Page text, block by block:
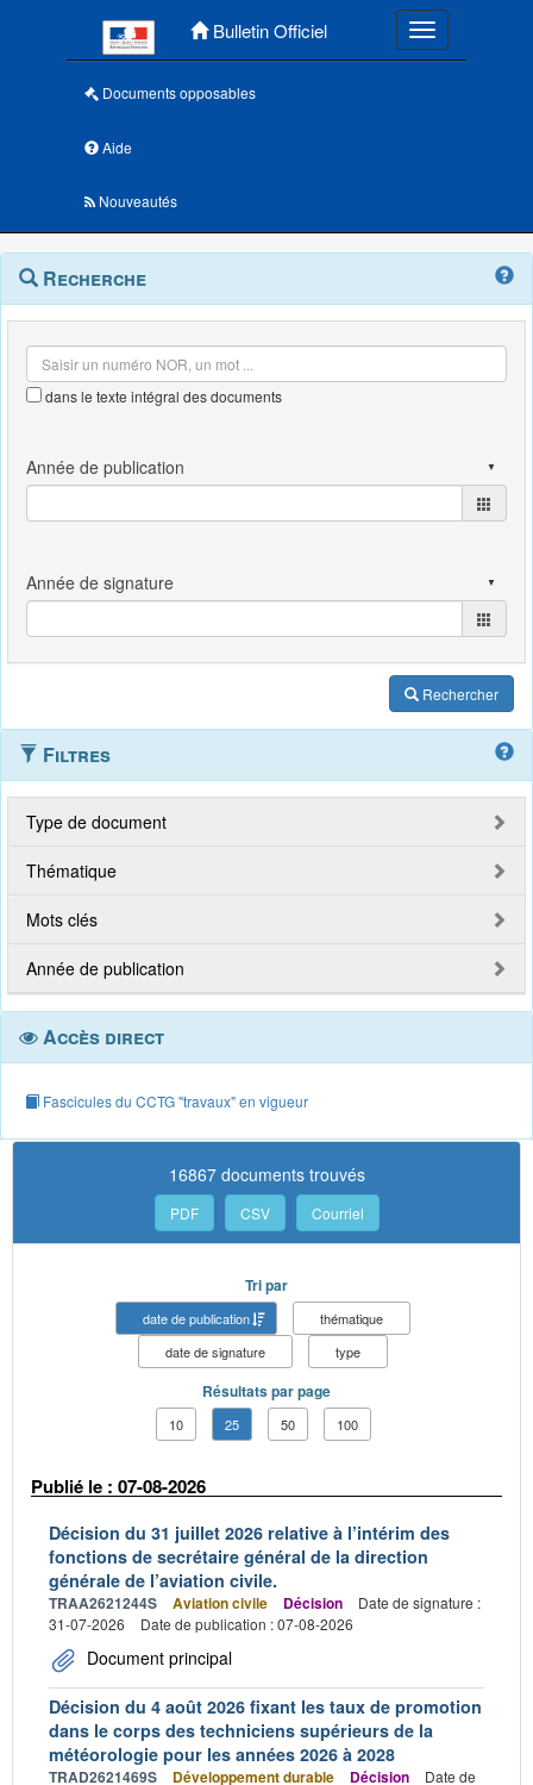
Bulletin Officiel Toggle
Documents opposables
Aide
Nouveautés
Navigation
outils
Menu
contextuel
Recherche
dans le texte intégral des documents
Rechercher
Filtres
Type de document
Thématique
Mots clés
Année de publication
Accès direct
Fascicules du CCTG "travaux" en vigueur
16867 documents trouvés
PDF CSV Courriel
Tri par
date de publication
thématique
date de signature
type
Résultats par page
10 25 50 100
Publié le : 07-08-2026
Décision du 31 juillet 2026 relative à l’intérim des
fonctions de secrétaire général de la direction
générale de l’aviation civile.
TRAA2621244S Aviation civile Décision
Date de signature :
31-07-2026
Date de publication : 07-08-2026
Document principal
Décision du 4 août 2026 fixant les taux de promotion
dans le corps des techniciens supérieurs de la
météorologie pour les années 2026 à 2028
TRAD2621469S Développement durable Décision
Date de